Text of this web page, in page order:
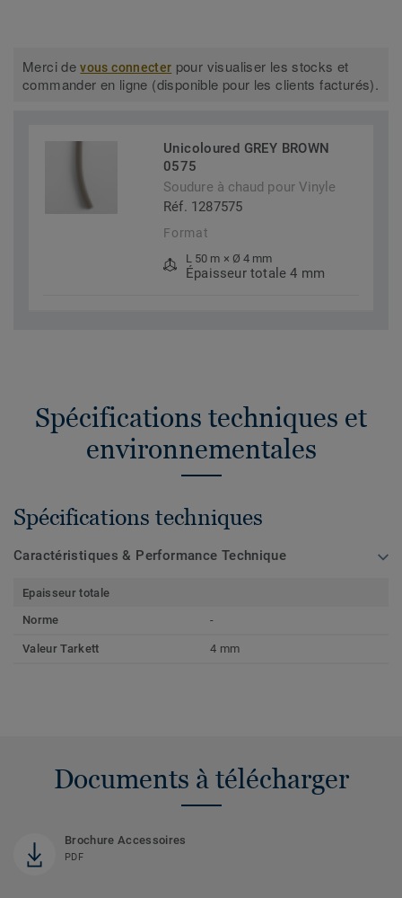
Merci devous connecter pour visualiser les stocks et
commander en ligne (disponible pour les clients facturés).
Unicoloured GREY BROWN
0575
Soudure à chaud pour Vinyle
Réf. 1287575
Format
L 50 m × Ø 4 mm
Épaisseur totale 4 mm
Spécifications techniques et
environnementales
Spécifications techniques
Caractéristiques & Performance Technique
Epaisseur totale
Norme
-
Valeur Tarkett 4 mm
Documents à télécharger
Brochure Accessoires
PDF